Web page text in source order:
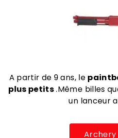
A partir de 9 ans, le
plus petits.Même billes
un lanceur
Archery